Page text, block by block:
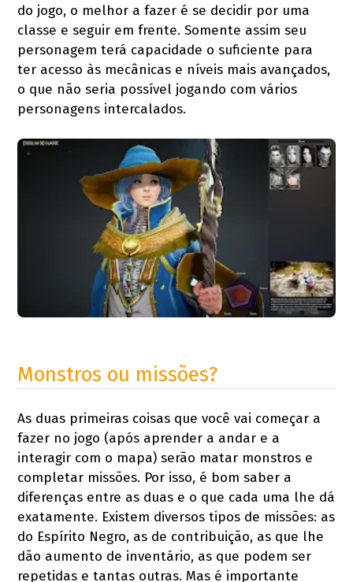
do jogo, o melhor a fazer é se decidir por uma
classe e seguir em frente. Somente assim seu
personagem terá capacidade o suficiente para
ter acesso às mecânicas e níveis mais avançados,
o que não seria possível jogando com vários
personagens intercalados.
Monstros ou missões?
As duas primeiras coisas que você vai começar a
fazer no jogo (após aprender a andar e a
interagir com o mapa) serão matar monstros e
completar missões. Por isso, é bom saber a
diferenças entre as duas e o que cada uma lhe dá
exatamente. Existem diversos tipos de missões: as
do Espírito Negro, as de contribuição, as que lhe
dão aumento de inventário, as que podem ser
repetidas e tantas outras. Mas é importante